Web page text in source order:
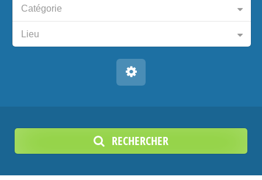
Catégorie
Lieu
RECHERCHER